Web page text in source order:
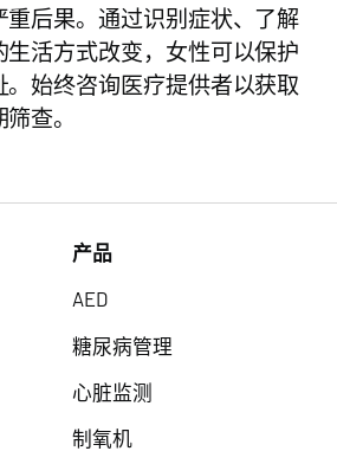
后果。通过识别症状、了解
生活方式改变，女性可以保护
。始终咨询医疗提供者以获取
查。
产品
AED
糖尿病管理
心脏监测
制氧机